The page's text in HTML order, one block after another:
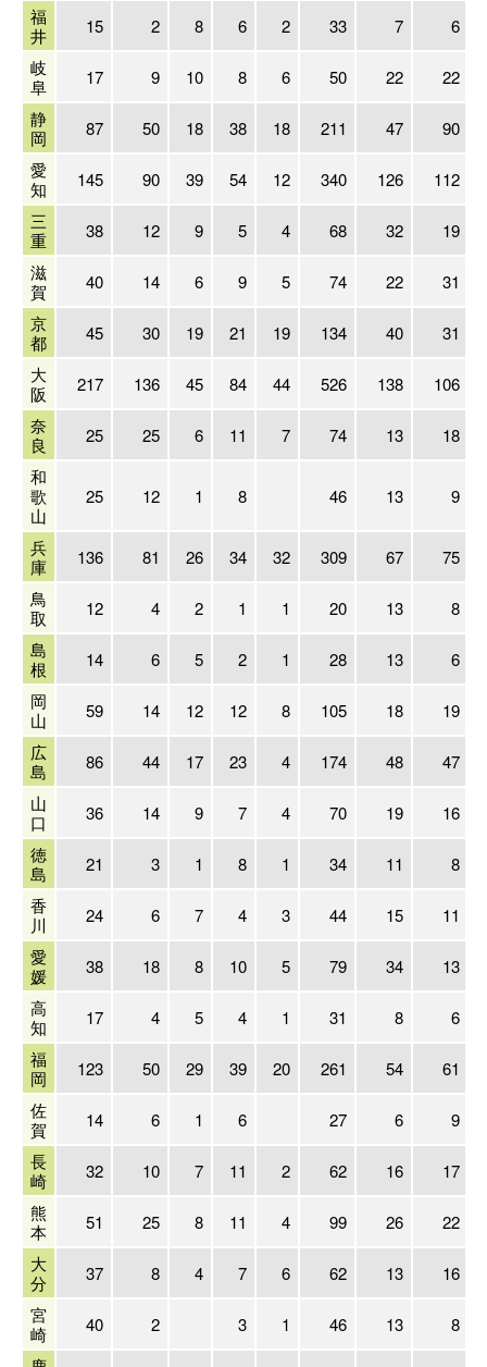
福
井
15 2 8 6 2 33 7
6
岐
阜
17 9 10 8 6 50 22
22
静
岡
87 50 18 38 18 211 47
90
愛
知
145 90 39 54 12 340 126
112
三
重
38 12 9 5 4 68 32
19
滋
賀
40 14 6 9 5 74 22
31
京
都
45 30 19 21 19 134 40
31
大
阪
217 136 45 84 44 526 138
106
奈
良
25 25 6 11 7 74 13
18
和
歌
山
25 12 1 8 46 13 9
兵
庫
136 81 26 34 32 309 67
75
鳥
取
12 4 2 1 1 20 13
8
島
根
14 6 5 2 1 28 13
6
岡
山
59 14 12 12 8 105 18
19
広
島
86 44 17 23 4 174 48
47
山
口
36 14 9 7 4 70 19
16
徳
島
21 3 1 8 1 34 11
8
香
川
24 6 7 4 3 44 15
11
愛
媛
38 18 8 10 5 79 34
13
高
知
17 4 5 4 1 31 8
6
福
岡
123 50 29 39 20 261 54
61
佐
賀
14 6 1 6 27 6
9
長
崎
32 10 7 11 2 62 16
17
熊
本
51 25 8 11 4 99 26
22
大
分
37 8 4 7 6 62 13
16
宮
崎
40 2 3 1 46 13
8